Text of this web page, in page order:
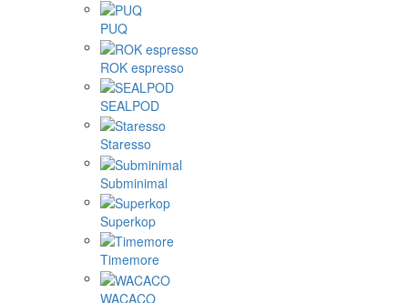
PUQ
ROK espresso
SEALPOD
Staresso
Subminimal
Superkop
Timemore
WACACO